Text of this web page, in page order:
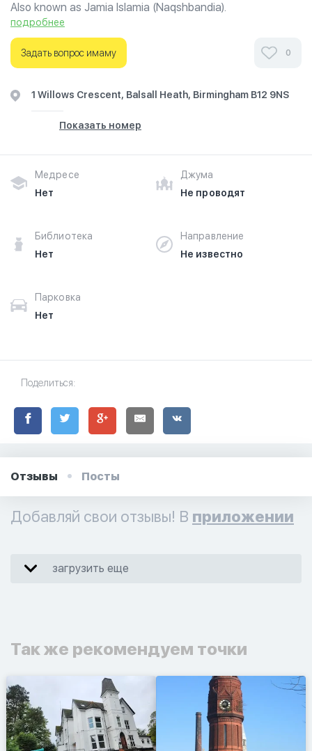
Also known as Jamia Islamia (Naqshbandia).
Ознакомьтесь с отзывами посетителей Jamia Masjid
Bilal в г.Бирмингем на фотографиях и узнайте о часах
работы. Ваше духовное путешествие начинается
подробнее
Задать вопрос имаму 0
1 Willows Crescent, Balsall Heath, Birmingham B12 9NS
Показать номер
Медресе
Нет
Джума
Не проводят
Библиотека
Нет
Направление
Не известно
Парковка
Нет
Поделиться:
Отзывы Посты
Добавляй свои отзывы! В приложении
загрузить еще
Так же рекомендуем точки